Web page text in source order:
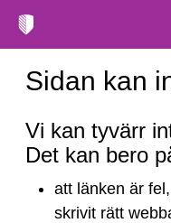
Sidan kan
Sidan
kan
inte
hittas
Vi kan tyvärr
Det kan bero
att länken är
skrivit rätt